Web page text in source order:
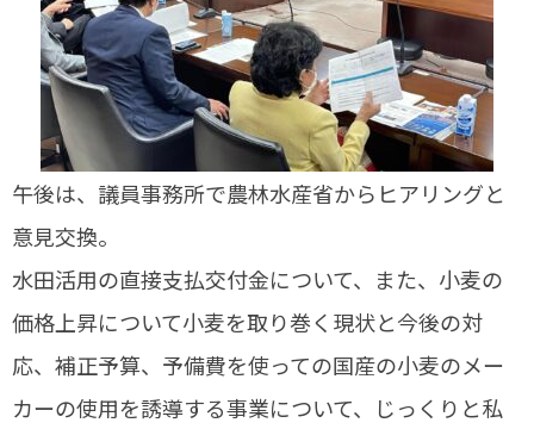
午後は、議員事務所で農林水産省からヒアリングと
意見交換。
水田活用の直接支払交付金について、また、小麦の
価格上昇について小麦を取り巻く現状と今後の対
応、補正予算、予備費を使っての国産の小麦のメー
カーの使用を誘導する事業について、じっくりと私